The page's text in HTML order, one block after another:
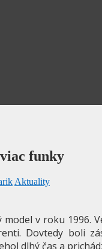
funky
Aktuality
v roku 1996.
Dovtedy boli
dlhý čas a